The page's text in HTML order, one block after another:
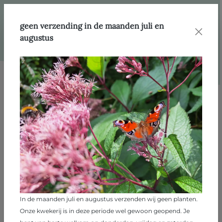
Filter
Filter
Natte grond246 producten
Ajuga reptans
geen verzending in de maanden juli en
augustus
In de maanden juli en augustus verzenden wij geen planten.
Onze kwekerij is in deze periode wel gewoon geopend. Je